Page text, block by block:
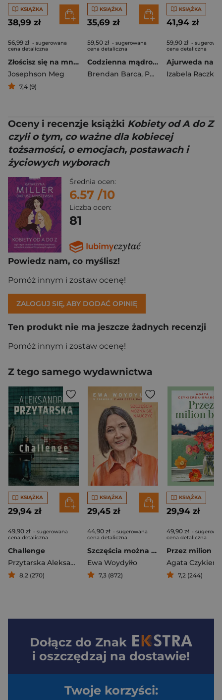
KSIĄŻKA
38,99 zł
56,99 zł - sugerowana
cena detaliczna
Złościsz się na mnie?
Josephson Meg
7,4 (9)
KSIĄŻKA
35,69 zł
59,50 zł - sugerowana
cena detaliczna
Codzienna mądrość buddyzmu.366 dni spokoju, radości i uważnego życia
Brendan Barca, Pema Sherpa
KSIĄŻKA
41,94 zł
59,90 zł -
cena detaliczna
Izabela
Oceny i recenzje książki Kobiety od A do Z
czyli o tym, co ważne dla kobiecej
tożsamości, o emocjach, postawach i
życiowych wyborach
Średnia ocen:
6.57 /10
Liczba ocen:
81
Powiedz nam, co myślisz!
Pomóż innym i zostaw ocenę!
ZALOGUJ SIĘ, ABY DODAĆ OPINIĘ
Ten produkt nie ma jeszcze żadnych recenzji
Pomóż innym i zostaw ocenę!
Z tego samego wydawnictwa
KSIĄŻKA
29,94 zł
49,90 zł - sugerowana
cena detaliczna
Challenge
Przytarska Aleksandra
8,2 (270)
KSIĄŻKA
29,45 zł
44,90 zł - sugerowana
cena detaliczna
Szczęścia można się nauczyć
Ewa Woydyłło
7,3 (872)
KSIĄŻKA
29,94 zł
49,90 zł -
cena detaliczna
Przez milion
7,2 (244)
Dołącz do Znak
i oszczędzaj na dostawie!
Twoje korzyści: